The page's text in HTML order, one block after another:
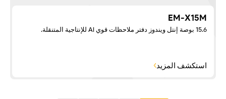
EM-X15M
15.6 بوصة إنتل ويندوز دفتر ملاحظات قوي AI للإنتاجية المتنقلة.
استكشف المزيد